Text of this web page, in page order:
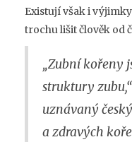
Existují však i
trochu lišit člověk od
„Zubní kořeny
struktury
uznávaný
a zdravých